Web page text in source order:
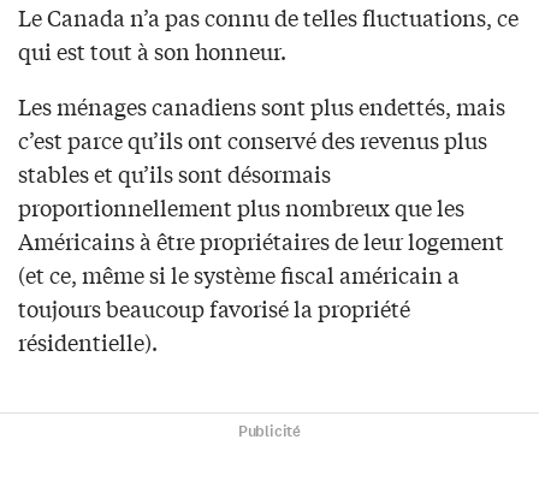
Le Canada n’a pas connu de telles fluctuations, ce
qui est tout à son honneur.
Les ménages canadiens sont plus endettés, mais
c’est parce qu’ils ont conservé des revenus plus
stables et qu’ils sont désormais
proportionnellement plus nombreux que les
Américains à être propriétaires de leur logement
(et ce, même si le système fiscal américain a
toujours beaucoup favorisé la propriété
résidentielle).
Publicité